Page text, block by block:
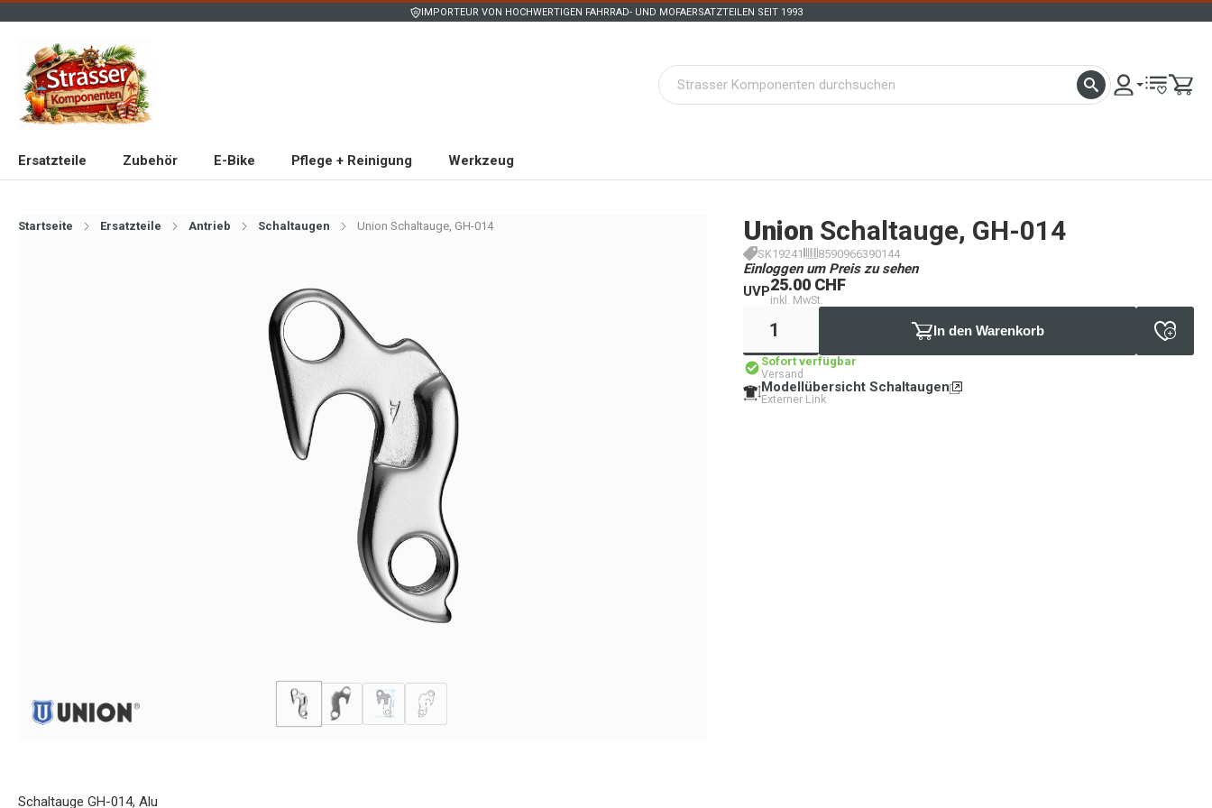
IMPORTEUR VON HOCHWERTIGEN FAHRRAD- UND MOFAERSATZTEILEN SEIT 1993
Ersatzteile Zubehör E-Bike Pflege + Reinigung Werkzeug
Startseite Ersatzteile Antrieb Schaltaugen Union Schaltauge, GH-014 Union Schaltauge, GH-014
SK19241 8590966390144
Einloggen um Preis zu sehen
UVP25.00 CHF
inkl. MwSt.
In den Warenkorb
Sofort verfügbar
Versand
Modellübersicht Schaltaugen
Externer Link
Schaltauge GH-014, Alu